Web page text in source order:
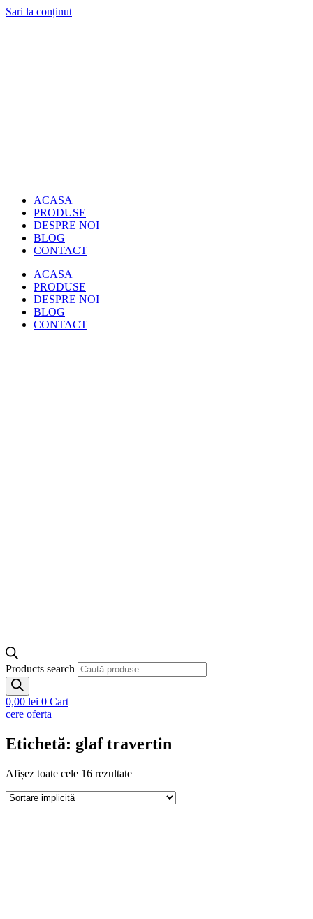
Sari la conținut
ACASA
PRODUSE
DESPRE NOI
BLOG
CONTACT
ACASA
PRODUSE
DESPRE NOI
BLOG
CONTACT
Products search
0,00 lei 0 Cart
cere oferta
Etichetă: glaf travertin
Afișez toate cele 16 rezultate